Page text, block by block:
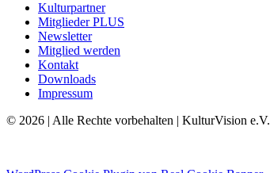
Kulturpartner
Mitglieder PLUS
Newsletter
Mitglied werden
Kontakt
Downloads
Impressum
© 2026 | Alle Rechte vorbehalten | KulturVision e.V.